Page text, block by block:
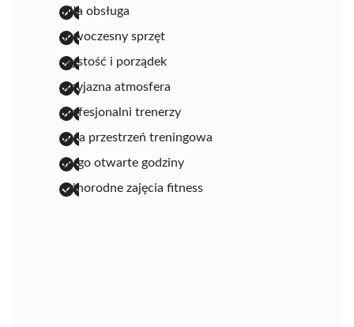
miła obsługa
nowoczesny sprzęt
czystość i porządek
przyjazna atmosfera
profesjonalni trenerzy
duża przestrzeń treningowa
długo otwarte godziny
różnorodne zajęcia fitness